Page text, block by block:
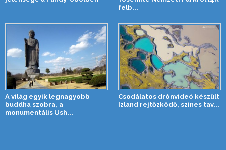
felb...
A világ egyik legnagyobb
buddha szobra, a
monumentális Ush...
Csodálatos drónvideó készült
Izland rejtőzködő, színes tav...